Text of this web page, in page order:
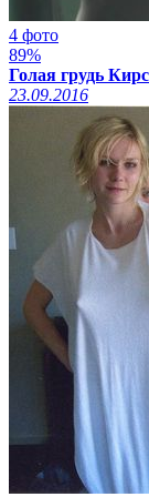
4 фото
89%
Голая грудь
23.09.2016